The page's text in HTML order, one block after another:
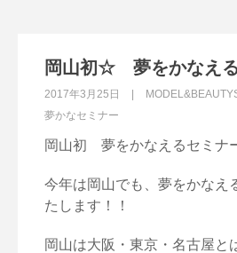
岡山初☆ 夢をかなえ
2017年3月25日
夢かなセミナー
岡山初 夢をかなえるセミナ
今年は岡山でも、夢をかなえ
たします！！
岡山は大阪・東京・名古屋と